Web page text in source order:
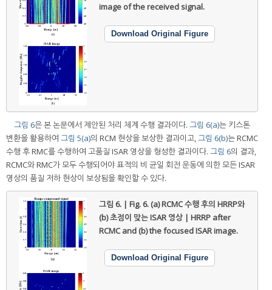
image of the received signal.
Download Original Figure
그림 6은 본 논문에서 제안된 처리 체계 수행 결과이다. 그림 6(a)는 키스톤
변환을 활용하여 그림 5(a)의 RCM 현상을 보상한 결과이고,그림 6(b)는 RCMC
수행 후 RMC를 수행하여 고품질 ISAR 영상을 형성한 결과이다. 그림 6의 결과,
RCMC와 RMC가 모두 수행되어야 표적의 비 균일 회전 운동에 의한 모든 ISAR
영상의 품질 저하 현상이 보상됨을 확인할 수 있다.
그림 6. | Fig. 6. (a) RCMC 수행 후의 HRRP와
(b) 초점이 맞는 ISAR 영상 | HRRP after
RCMC and (b) the focused ISAR image.
Download Original Figure